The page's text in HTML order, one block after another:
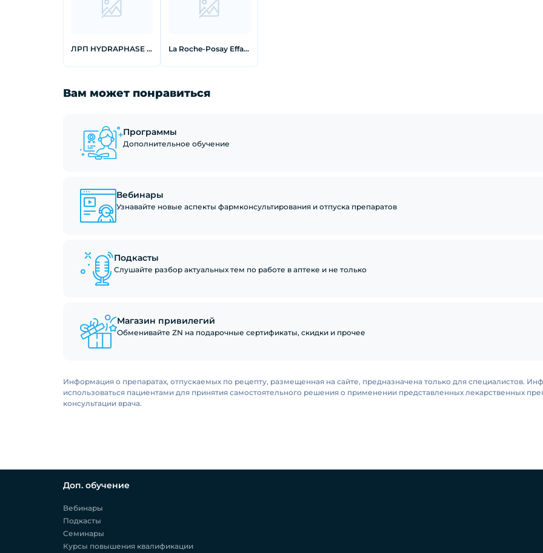
ЛРП HYDRAPHASE HA Крем легкий для интенсивного увлажнения нормальной и комбинированной кожи лица 50 мл La Roche-Posay Effaclar A.I. Корректирующее средство локального действия 15 мл
Вам может понравиться
Программы
Дополнительное обучение
Вебинары
Узнавайте новые аспекты фармконсультирования и отпуска препаратов
Подкасты
Слушайте разбор актуальных тем по работе в аптеке и не только
Магазин привилегий
Обменивайте ZN на подарочные сертификаты, скидки и прочее
Информация о препаратах, отпускаемых по рецепту, размещенная на сайте, предназначена только для специалистов.
использоваться пациентами для принятия самостоятельного решения о применении представленных лекарственных
консультации врача.
Доп. обучение
Вебинары
Подкасты
Семинары
Курсы повышения квалификации